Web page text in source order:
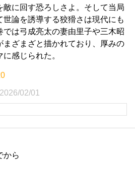
敵に回す恐ろしさよ。そして当局
世論を誘導する狡猾さは現代にも
では弓成亮太の妻由里子や三木昭
まざまざと描かれており、厚みの
感じられた。
2026/02/01
から